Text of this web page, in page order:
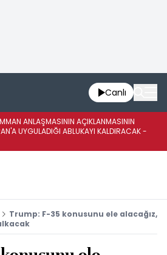
Canlı
ANLAŞMASININ AÇIKLANMASININ
UYGULADIĞI ABLUKAYI KALDIRACAK -
Trump: F-35 konusunu ele alacağız,